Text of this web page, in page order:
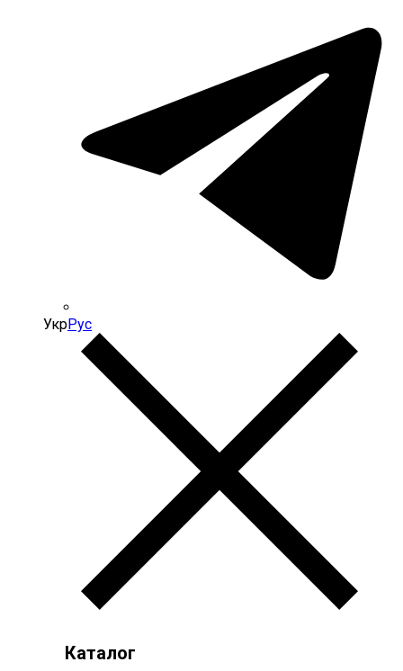
УкрРус
Каталог